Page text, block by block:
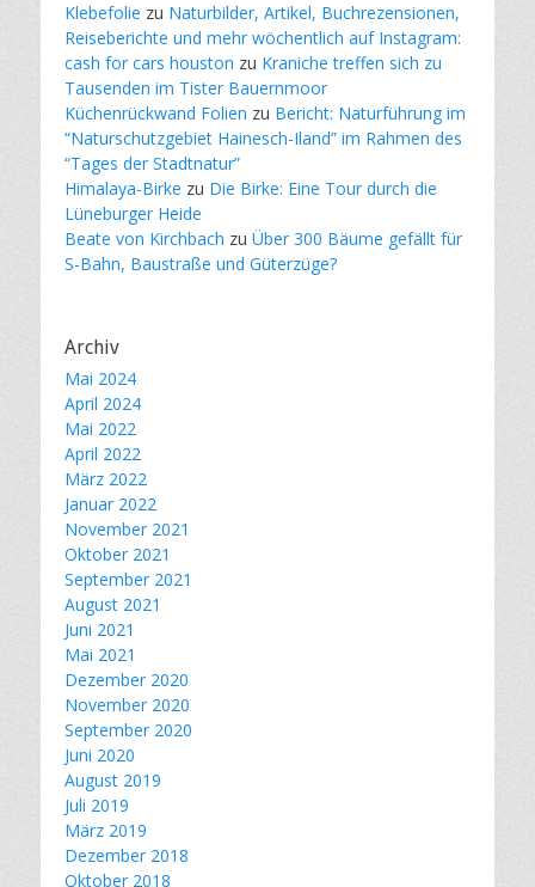
Klebefolie zu Naturbilder, Artikel, Buchrezensionen,
Reiseberichte und mehr wöchentlich auf Instagram:
cash for cars houston zu Kraniche treffen sich zu
Tausenden im Tister Bauernmoor
Küchenrückwand Folien zu Bericht: Naturführung im
“Naturschutzgebiet Hainesch-Iland” im Rahmen des
“Tages der Stadtnatur”
Himalaya-Birke zu Die Birke: Eine Tour durch die
Lüneburger Heide
Beate von Kirchbach zu Über 300 Bäume gefällt für
S-Bahn, Baustraße und Güterzüge?
Archiv
Mai 2024
April 2024
Mai 2022
April 2022
März 2022
Januar 2022
November 2021
Oktober 2021
September 2021
August 2021
Juni 2021
Mai 2021
Dezember 2020
November 2020
September 2020
Juni 2020
August 2019
Juli 2019
März 2019
Dezember 2018
Oktober 2018